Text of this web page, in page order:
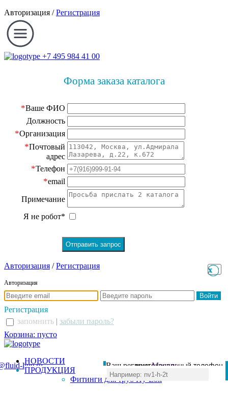
Авторизация /Регистрация
+7 495 984 41 00
Форма заказа каталога
*Ваше ФИО
Должность
*Организация
*Почтовый
адрес
*Телефон
*email
Примечание
Я не робот*
Авторизация /Регистрация x
x
Авторизация
Регистрация
запомнить
забыли пароль?
Корзина: пусто
line.ru многоканальный телефон
+7 (495) 984-41-00
Ваш регион:Москва
НОВОСТИ
ПРОДУКЦИЯ
Фитинги для труб Hy-Lok